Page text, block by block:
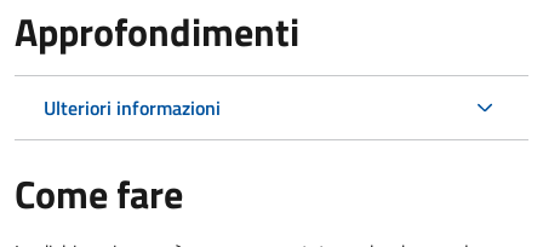
Approfondimenti
Ulteriori informazioni
Come fare